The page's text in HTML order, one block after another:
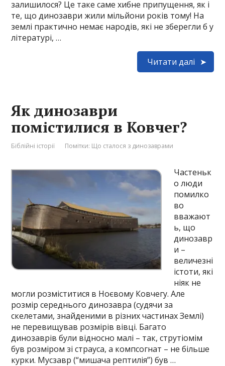
залишилося? Це таке саме хибне припущення, як і
те, що динозаври жили мільйони років тому! На
землі практично немає народів, які не зберегли б у
літературі, …
Читати далі
Як динозаври
помістилися в Ковчег?
Біблійні історії Помітки: Що сталося з динозаврами
Частеньк
о люди
помилко
во
вважают
ь, що
динозавр
и –
величезні
істоти, які
ніяк не
могли розміститися в Ноєвому Ковчегу. Але
розмір середнього динозавра (судячи за
скелетами, знайденими в різних частинах Землі)
не перевищував розмірів вівці. Багато
динозаврів були відносно малі – так, струтіомім
був розміром зі страуса, a компсогнат – не більше
курки. Мусзавр (“мишача рептилія”) був …